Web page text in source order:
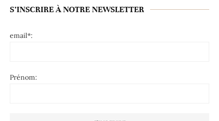
S’INSCRIRE À NOTRE NEWSLETTER
email*:
Prénom: